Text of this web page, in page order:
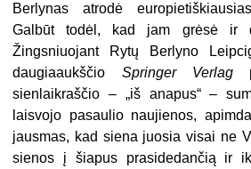
Berlynas atrodė
Galbūt todėl, kad jam grėsė ir
Žingsniuojant Rytų Berlyno
daugiaaukščio Springer Verlag
sienlaik­raščio – „iš anapus“ –
laisvojo pasaulio naujienos,
jausmas, kad siena juosia visai ne
sienos į šiapus prasidedančią ir